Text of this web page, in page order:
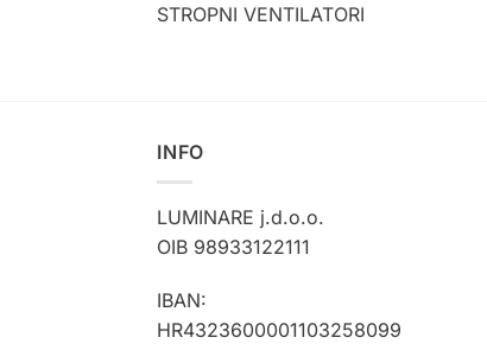
STROPNI VENTILATORI
INFO
LUMINARE j.d.o.o.
OIB 98933122111
IBAN:
HR4323600001103258099